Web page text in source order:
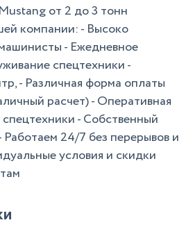
от 2 до 3 тонн
компании: - Высоко
- Ежедневное
спецтехники -
- Различная форма оплаты
расчет) - Оперативная
- Собственный
Работаем 24/7 без перерывов и
условия и скидки